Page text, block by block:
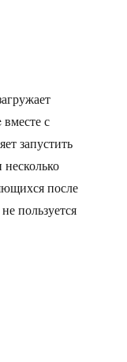
с
запустить
после
пользуется